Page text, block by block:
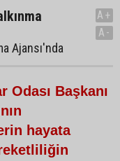
Ajansı'nda
A+
A-
Odası Başkanı
hayata